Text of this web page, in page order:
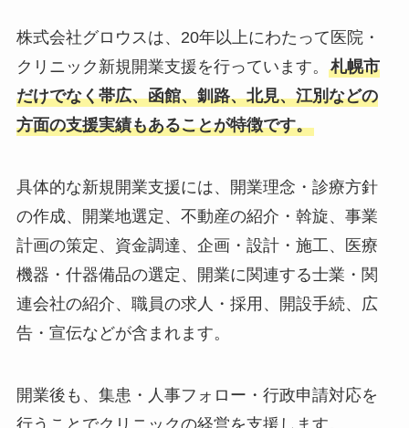
株式会社グロウスは、20年以上にわたって医院・
クリニック新規開業支援を行っています。 札幌市
だけでなく帯広、函館、釧路、北見、江別などの
方面の支援実績もあることが特徴です。
具体的な新規開業支援には、開業理念・診療方針
の作成、開業地選定、不動産の紹介・斡旋、事業
計画の策定、資金調達、企画・設計・施工、医療
機器・什器備品の選定、開業に関連する士業・関
連会社の紹介、職員の求人・採用、開設手続、広
告・宣伝などが含まれます。
開業後も、集患・人事フォロー・行政申請対応を
行うことでクリニックの経営を支援します。